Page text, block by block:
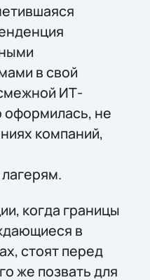
в свой
ИТ-
оформилась, не
компаний,
когда границы
в
стоят перед
же позвать для